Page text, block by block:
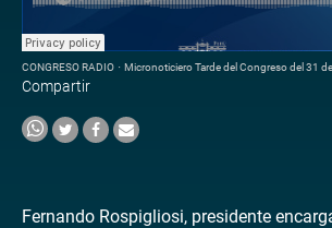
CONGRESO RADIO · Micronoticiero Tarde del Congreso del 31 de Diciembre
Compartir
Fernando Rospigliosi, presidente